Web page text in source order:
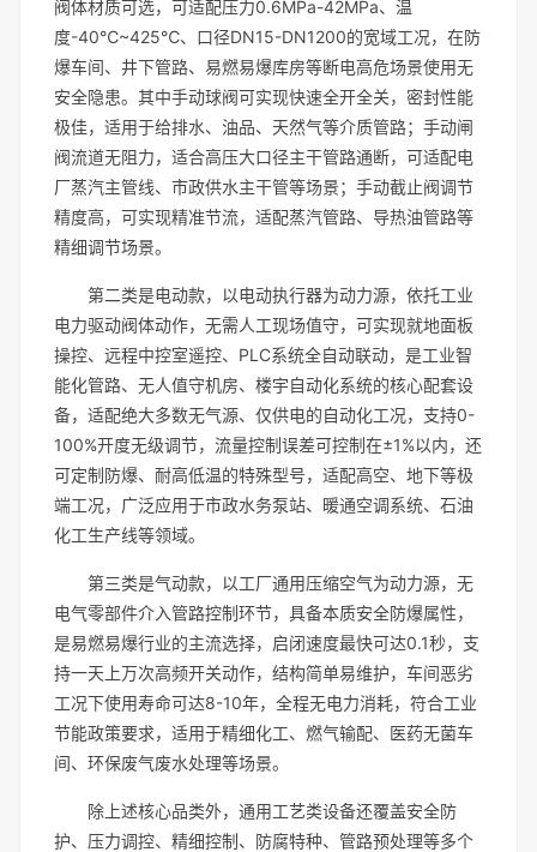
阀体材质可选，可适配压力0.6MPa-42MPa、温
度-40℃~425℃、口径DN15-DN1200的宽域工况，在防
爆车间、井下管路、易燃易爆库房等断电高危场景使用无
安全隐患。其中手动球阀可实现快速全开全关，密封性能
极佳，适用于给排水、油品、天然气等介质管路；手动闸
阀流道无阻力，适合高压大口径主干管路通断，可适配电
厂蒸汽主管线、市政供水主干管等场景；手动截止阀调节
精度高，可实现精准节流，适配蒸汽管路、导热油管路等
精细调节场景。
第二类是电动款，以电动执行器为动力源，依托工业
电力驱动阀体动作，无需人工现场值守，可实现就地面板
操控、远程中控室遥控、PLC系统全自动联动，是工业智
能化管路、无人值守机房、楼宇自动化系统的核心配套设
备，适配绝大多数无气源、仅供电的自动化工况，支持0-
100%开度无级调节，流量控制误差可控制在±1%以内，还
可定制防爆、耐高低温的特殊型号，适配高空、地下等极
端工况，广泛应用于市政水务泵站、暖通空调系统、石油
化工生产线等领域。
第三类是气动款，以工厂通用压缩空气为动力源，无
电气零部件介入管路控制环节，具备本质安全防爆属性，
是易燃易爆行业的主流选择，启闭速度最快可达0.1秒，支
持一天上万次高频开关动作，结构简单易维护，车间恶劣
工况下使用寿命可达8-10年，全程无电力消耗，符合工业
节能政策要求，适用于精细化工、燃气输配、医药无菌车
间、环保废气废水处理等场景。
除上述核心品类外，通用工艺类设备还覆盖安全防
护、压力调控、精细控制、防腐特种、管路预处理等多个